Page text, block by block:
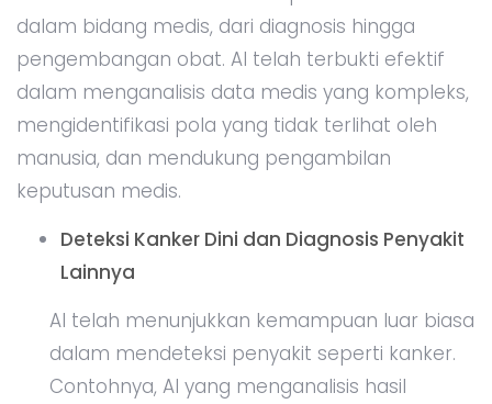
dalam bidang medis, dari diagnosis hingga
pengembangan obat. AI telah terbukti efektif
dalam menganalisis data medis yang kompleks,
mengidentifikasi pola yang tidak terlihat oleh
manusia, dan mendukung pengambilan
keputusan medis.
Deteksi Kanker Dini dan Diagnosis Penyakit
Lainnya
AI telah menunjukkan kemampuan luar biasa
dalam mendeteksi penyakit seperti kanker.
Contohnya, AI yang menganalisis hasil